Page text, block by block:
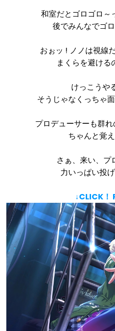
和室だとゴロゴロ～
後でみんなでゴ
おぉッ ! ノノは視線
まくらを避ける
けっこうや
そうじゃなくっちゃ
プロデューサーも群れ
ちゃんと覚
さぁ、来い、プ
力いっぱい投
↓CLICK！